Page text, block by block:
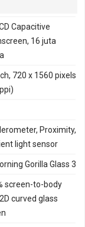
Capacitive
16 juta
720 x 1560 pixels
Proximity,
light sensor
Gorilla Glass 3
screen-to-body
curved glass